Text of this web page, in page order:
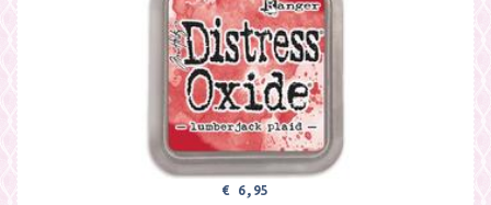
€ 6,95